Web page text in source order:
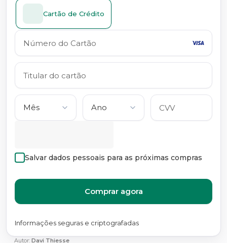
Cartão de Crédito
Salvar dados pessoais para as próximas compras
Comprar agora
Informações seguras e criptografadas
Autor: Davi Thiesse